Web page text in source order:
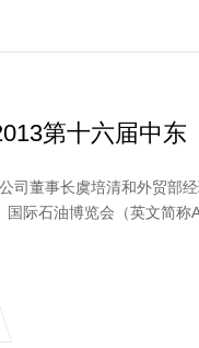
第十六届中东
司董事长虞培清和外贸部
博览会（英文简称ADIPEC 2013）